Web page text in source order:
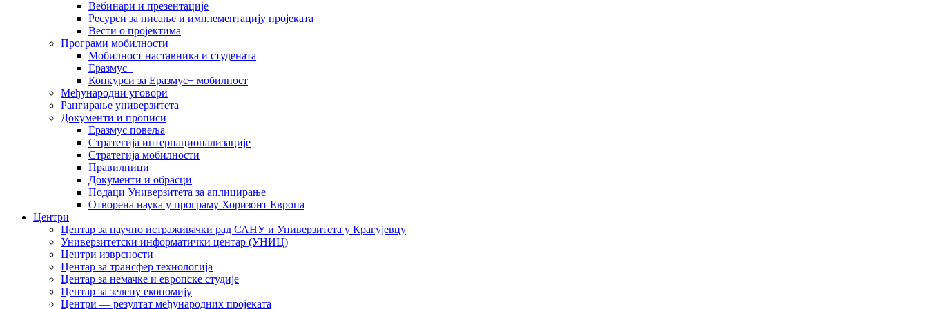
Вебинари и презентације
Ресурси за писање и имплементацију пројеката
Вести о пројектима
Програми мобилности
Мобилност наставника и студената
Еразмус+
Конкурси за Еразмус+ мобилност
Међународни уговори
Рангирање универзитета
Документи и прописи
Еразмус повеља
Стратегија интернационализације
Стратегија мобилности
Правилници
Документи и обрасци
Подаци Универзитета за аплицирање
Отворена наука у програму Хоризонт Европа
Центри
Центар за научно истраживачки рад САНУ и Универзитета у Крагујевцу
Универзитетски информатички центар (УНИЦ)
Центри изврсности
Центар за трансфер технологија
Центар за немачке и европске студије
Центар за зелену економију
Центри — резултат међународних пројеката